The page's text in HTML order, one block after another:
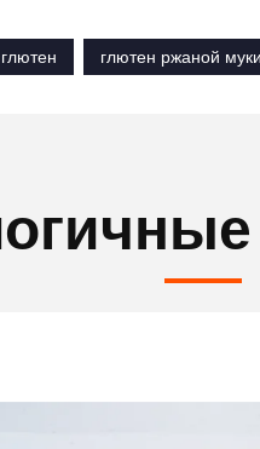
глютен ржаной муки